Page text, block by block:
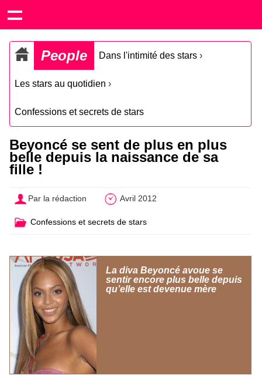
People Dans l'intimité des stars ›
Les stars au quotidien ›
Confessions et secrets de stars
Beyoncé se sent de plus en plus
belle depuis la naissance de sa
fille !
Par la rédaction Avril 2012
Confessions et secrets de stars
La diva Beyoncé avoue se
sentir encore plus belle depuis
qu’elle est devenue mère